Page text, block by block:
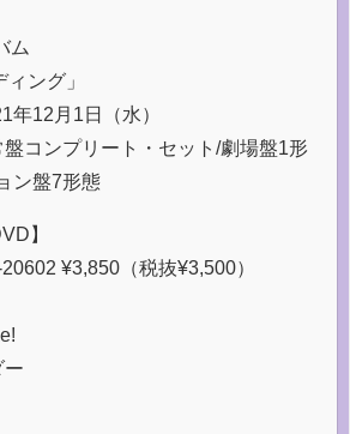
ム
ィング」
年12月1日（水）
コンプリート・セット/劇場盤1形
ン盤7形態
】
¥3,850（税抜¥3,500）
ー